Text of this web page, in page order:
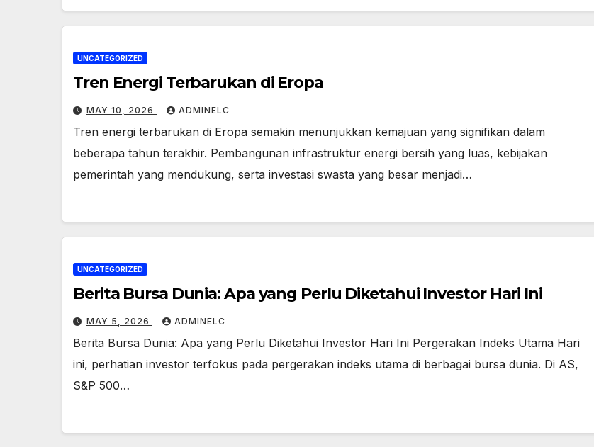
UNCATEGORIZED
Tren Energi Terbarukan di Eropa
MAY 10, 2026 ADMINELC
Tren energi terbarukan di Eropa semakin menunjukkan kemajuan yang signifikan dalam
beberapa tahun terakhir. Pembangunan infrastruktur energi bersih yang luas, kebijakan
pemerintah yang mendukung, serta investasi swasta yang besar menjadi…
UNCATEGORIZED
Berita Bursa Dunia: Apa yang Perlu Diketahui Investor Hari Ini
MAY 5, 2026 ADMINELC
Berita Bursa Dunia: Apa yang Perlu Diketahui Investor Hari Ini Pergerakan Indeks Utama Hari
ini, perhatian investor terfokus pada pergerakan indeks utama di berbagai bursa dunia. Di AS,
S&P 500…